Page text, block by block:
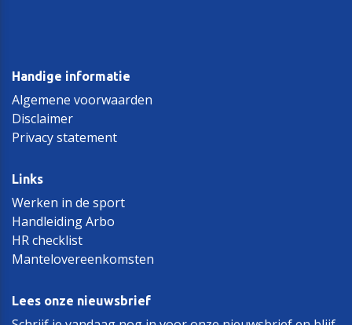
Handige informatie
Algemene voorwaarden
Disclaimer
Privacy statement
Links
Werken in de sport
Handleiding Arbo
HR checklist
Mantelovereenkomsten
Lees onze nieuwsbrief